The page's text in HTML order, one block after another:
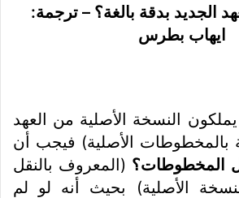
الجديد بدقة بالغة؟ – ترجمة:
ايهاب بطرس
يملكون النسخة الأصلية من العهد
بالمخطوطات الأصلية) فيجب أن
المخطوطات؟ (المعروف بالنقل
الأصلية) بحيث أنه لو لم